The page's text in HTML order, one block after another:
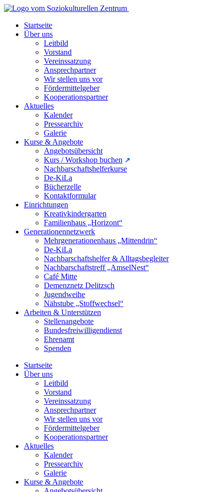
Startseite
Über uns
Leitbild
Vorstand
Vereinssatzung
Ansprechpartner
Wir stellen uns vor
Fördermittelgeber
Kooperationspartner
Aktuelles
Kalender
Pressearchiv
Galerie
Kurse & Angebote
Angebotsübersicht
Kurs / Workshop buchen
Nachbarschaftshelferkurse
De-KiLa
Bücherzelle
Kontaktformular
Einrichtungen
Kreativkindergarten
Familienhaus „Horizont“
Generationennetzwerk
Mehrgenerationenhaus „Mittendrin“
De-KiLa
Nachbarschaftshelfer & Alltagsbegleiter
Nachbarschaftstreff „AmselNest“
Café Mitte
Demenznetz Delitzsch
Jugendweihe
Nähstube „Stoffwechsel“
Arbeiten & Unterstützen
Stellenangebote
Bundesfreiwilligendienst
Ehrenamt
Spenden
Startseite
Über uns
Leitbild
Vorstand
Vereinssatzung
Ansprechpartner
Wir stellen uns vor
Fördermittelgeber
Kooperationspartner
Aktuelles
Kalender
Pressearchiv
Galerie
Kurse & Angebote